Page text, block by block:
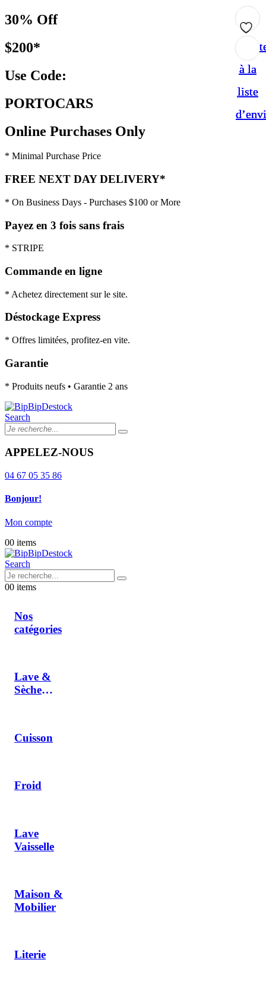
30% Off
$200*
Use Code:
PORTOCARS
Online Purchases Only
* Minimal Purchase Price
FREE NEXT DAY DELIVERY*
* On Business Days - Purchases $100 or More
Payez en 3 fois sans frais
* STRIPE
Commande en ligne
* Achetez directement sur le site.
Déstockage Express
* Offres limitées, profitez-en vite.
Garantie
* Produits neufs • Garantie 2 ans
Search
APPELEZ-NOUS
04 67 05 35 86
Bonjour!
Mon compte
00 items
Search
00 items
Nos
catégories
Lave &
Sèche
Cuisson
Froid
Lave
Vaisselle
Maison &
Mobilier
Literie
à la
liste
à la
liste
à la
liste